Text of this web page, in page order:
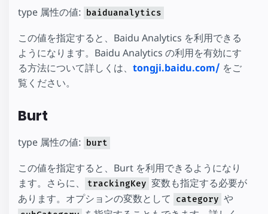
type 属性の値: baiduanalytics
この値を指定すると、Baidu Analytics を利用できる
ようになります。Baidu Analytics の利用を有効にす
る方法について詳しくは、 tongji.baidu.com/ をご
覧ください。
Burt
type 属性の値: burt
この値を指定すると、Burt を利用できるようになり
ます。さらに、
trackingKey 変数も指定する必要が
あります。オプションの変数として
category や